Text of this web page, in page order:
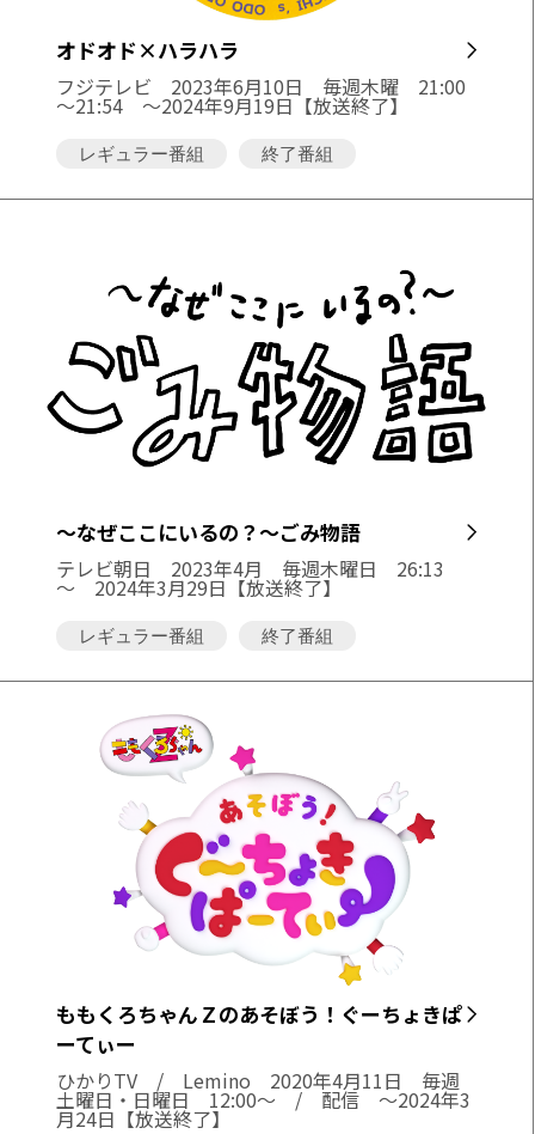
オドオド×ハラハラ
フジテレビ 2023年6月10日 毎週木曜 21:00
～21:54 〜2024年9月19日【放送終了】
レギュラー番組 終了番組
～なぜここにいるの？～ごみ物語
テレビ朝日 2023年4月 毎週木曜日 26:13
～ 2024年3月29日【放送終了】
レギュラー番組 終了番組
ももくろちゃんＺのあそぼう！ぐーちょきぱ
ーてぃー
ひかりTV / Lemino 2020年4月11日 毎週
土曜日・日曜日 12:00～ / 配信 〜2024年3
月24日【放送終了】